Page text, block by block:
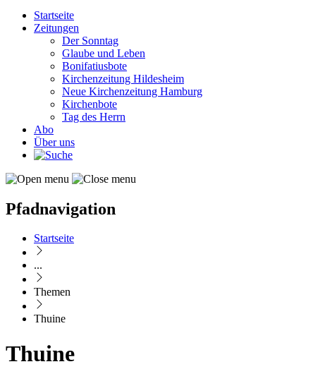
Startseite
Zeitungen
Der Sonntag
Glaube und Leben
Bonifatiusbote
Kirchenzeitung Hildesheim
Neue Kirchenzeitung Hamburg
Kirchenbote
Tag des Herrn
Abo
Über uns
Pfadnavigation
Startseite
...
Themen
Thuine
Thuine